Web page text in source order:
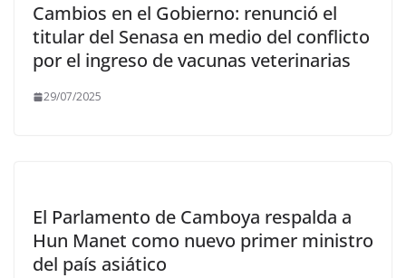
Cambios en el Gobierno: renunció el
titular del Senasa en medio del conflicto
por el ingreso de vacunas veterinarias
29/07/2025
El Parlamento de Camboya respalda a
Hun Manet como nuevo primer ministro
del país asiático